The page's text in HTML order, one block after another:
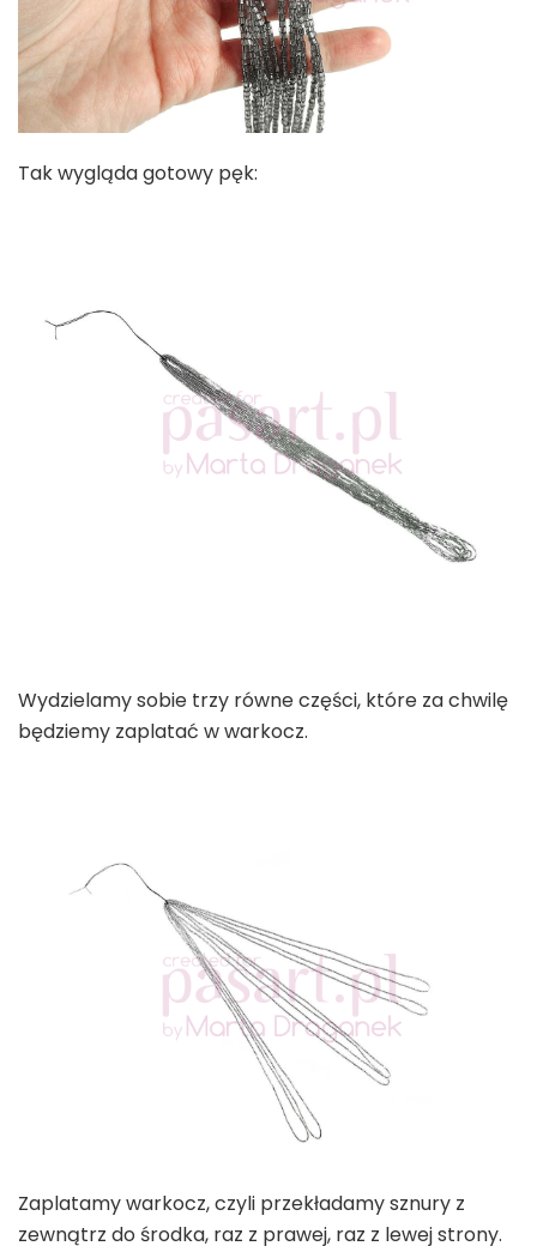
Tak wygląda gotowy pęk:
Wydzielamy sobie trzy równe części, które za chwilę
będziemy zaplatać w warkocz.
Zaplatamy warkocz, czyli przekładamy sznury z
zewnątrz do środka, raz z prawej, raz z lewej strony.